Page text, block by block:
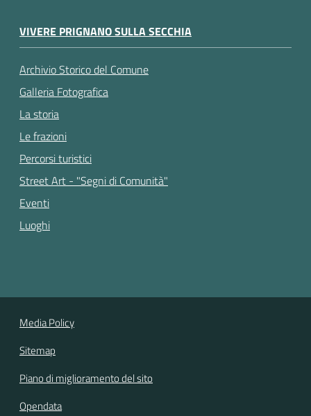
VIVERE PRIGNANO SULLA SECCHIA
Archivio Storico del Comune
Galleria Fotografica
La storia
Le frazioni
Percorsi turistici
Street Art - "Segni di Comunità"
Eventi
Luoghi
Media Policy
Sitemap
Piano di miglioramento del sito
Opendata